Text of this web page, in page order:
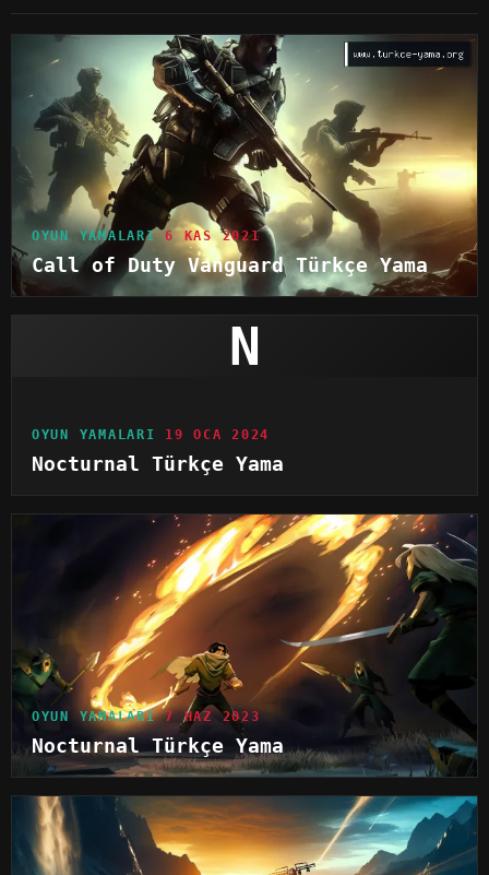
OYUN YAMALARI 6 KAS 2021
Call of Duty Vanguard Türkçe Yama
N
OYUN YAMALARI 19 OCA 2024
Nocturnal Türkçe Yama
OYUN YAMALARI 7 HAZ 2023
Nocturnal Türkçe Yama